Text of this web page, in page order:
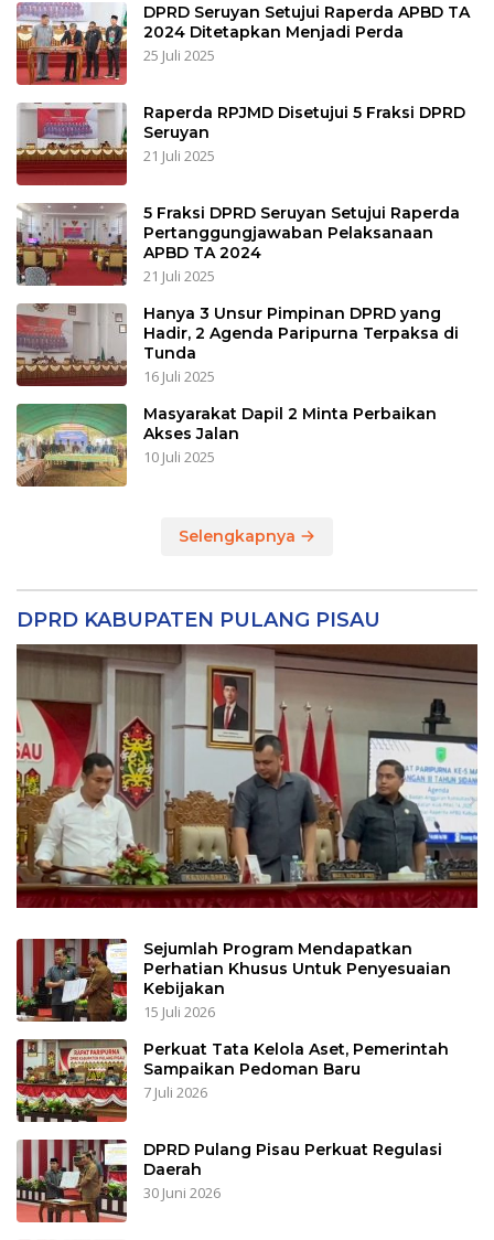
DPRD Seruyan Setujui Raperda APBD TA
2024 Ditetapkan Menjadi Perda
25 Juli 2025
Raperda RPJMD Disetujui 5 Fraksi DPRD
Seruyan
21 Juli 2025
5 Fraksi DPRD Seruyan Setujui Raperda
Pertanggungjawaban Pelaksanaan
APBD TA 2024
21 Juli 2025
Hanya 3 Unsur Pimpinan DPRD yang
Hadir, 2 Agenda Paripurna Terpaksa di
Tunda
16 Juli 2025
Masyarakat Dapil 2 Minta Perbaikan
Akses Jalan
10 Juli 2025
Selengkapnya
DPRD KABUPATEN PULANG PISAU
Sejumlah Program Mendapatkan
Perhatian Khusus Untuk Penyesuaian
Kebijakan
15 Juli 2026
Perkuat Tata Kelola Aset, Pemerintah
Sampaikan Pedoman Baru
7 Juli 2026
DPRD Pulang Pisau Perkuat Regulasi
Daerah
30 Juni 2026